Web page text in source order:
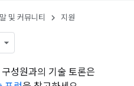
및 커뮤니티 지원
성원과의 기술 토론은